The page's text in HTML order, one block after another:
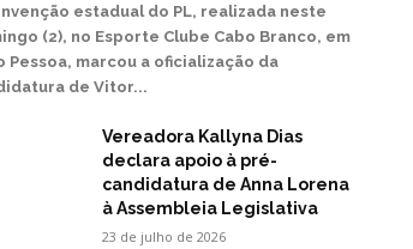
estadual do PL, realizada neste
(2), no Esporte Clube Cabo Branco, em
Pessoa, marcou a oficialização da
de Vitor...
Vereadora Kallyna Dias
declara apoio à pré-
candidatura de Anna Lorena
à Assembleia Legislativa
23 de julho de 2026